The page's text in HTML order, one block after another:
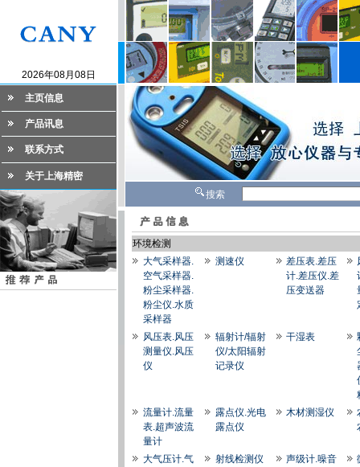
2026年08月08日
主页信息
产品讯息
联系方式
关于上海精密
搜索
环境检测
大气采样器.
空气采样器.
粉尘采样器.
粉尘仪.水质
采样器
测速仪
差压表.差压
计.差压仪.差
压变送器
风压表.风压
测量仪.风压
仪
辐射计/辐射
仪/太阳辐射
记录仪
干湿表
流量计.流量
表.超声波流
量计
露点仪.光电
露点仪
木材测湿仪
大气压计.气
射线检测仪
声级计.噪音